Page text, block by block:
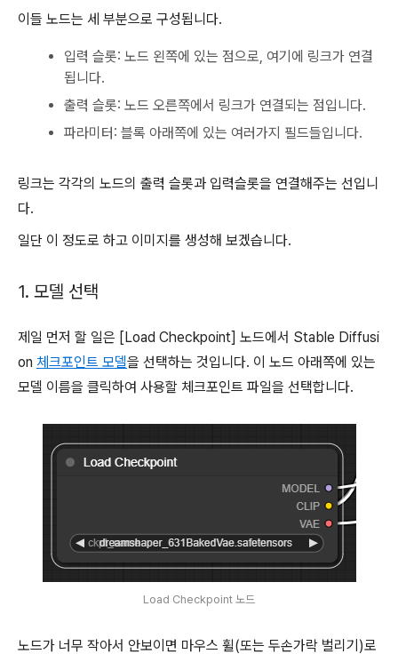
이들 노드는 세 부분으로 구성됩니다.
입력 슬롯: 노드 왼쪽에 있는 점으로, 여기에 링크가 연결
됩니다.
출력 슬롯: 노드 오른쪽에서 링크가 연결되는 점입니다.
파라미터: 블록 아래쪽에 있는 여러가지 필드들입니다.
링크는 각각의 노드의 출력 슬롯과 입력슬롯을 연결해주는 선입니
다.
일단 이 정도로 하고 이미지를 생성해 보겠습니다.
1. 모델 선택
제일 먼저 할 일은 [Load Checkpoint] 노드에서 Stable Diffusi
on 체크포인트 모델을 선택하는 것입니다. 이 노드 아래쪽에 있는
모델 이름을 클릭하여 사용할 체크포인트 파일을 선택합니다.
Load Checkpoint 노드
노드가 너무 작아서 안보이면 마우스 휠(또는 두손가락 벌리기)로